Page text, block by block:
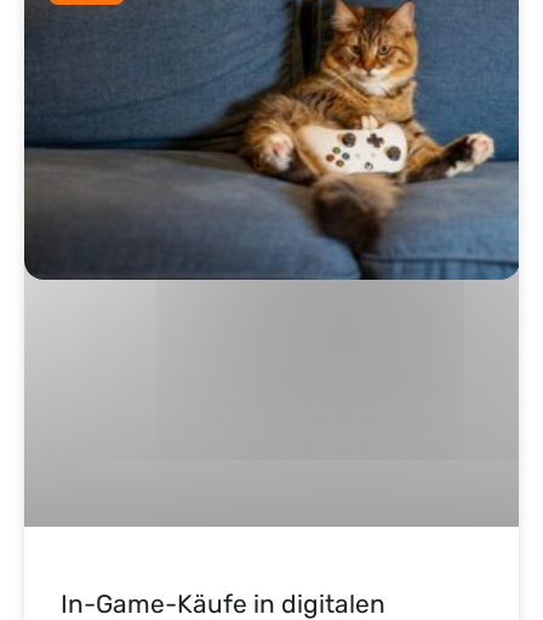
In-Game-Käufe in digitalen